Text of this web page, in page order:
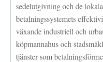
sedelutgivning och de
betalningssystemets
växande industriell och
köpmannahus och
tjänster som